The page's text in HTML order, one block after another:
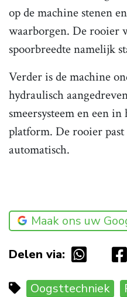
op de machine stenen
waarborgen. De rooier
spoorbreedte namelijk
Verder is de machine
hydraulisch
smeersysteem en een
platform. De rooier
automatisch.
Maak ons uw
Delen via:
Oogsttechniek